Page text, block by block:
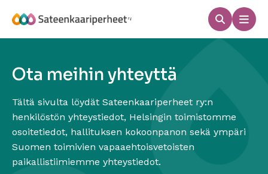
sisältöön
Haku
Ota meihin yhteyttä
Tältä sivulta löydät Sateenkaariperheet ry:n
henkilöstön yhteystiedot, Helsingin toimistomme
osoitetiedot, hallituksen kokoonpanon sekä ympäri
Suomen toimivien vapaaehtoisvetoisten
paikallistiimiemme yhteystiedot.